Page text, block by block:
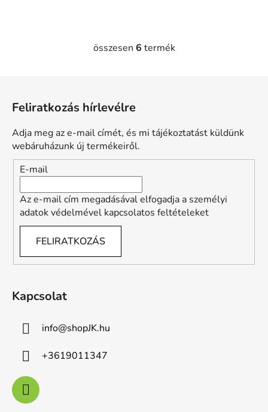
L
a
r
á
n
y
t
á
e
összesen 6 termék
Feliratkozás hírlevélre
Adja meg az e-mail címét, és mi tájékoztatást küldünk
webáruházunk új termékeiről.
E-mail
Az e-mail cím megadásával elfogadja a személyi
adatok védelmével kapcsolatos feltételeket
FELIRATKOZÁS
Kapcsolat
info@shopJK.hu
+3619011347